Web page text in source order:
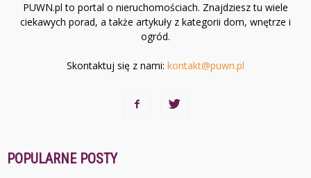
PUWN.pl to portal o nieruchomościach. Znajdziesz tu wiele
ciekawych porad, a także artykuły z kategorii dom, wnętrze i
ogród.
Skontaktuj się z nami: kontakt@puwn.pl
POPULARNE POSTY